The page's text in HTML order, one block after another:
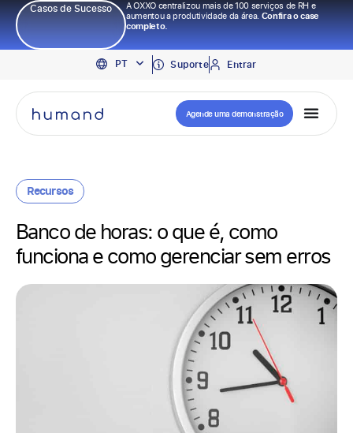
Casos de Sucesso
A OXXO centralizou mais de 100 serviços de RH e
aumentou a produtividade da área.Confira o case
completo.
PT
EN
ES
Suporte Entrar
Agende uma demonstração
Recursos
Banco de horas: o que é, como
funciona e como gerenciar sem erros